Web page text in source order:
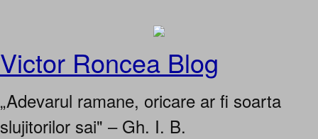
Victor Roncea Blog
„Adevarul ramane, oricare ar fi soarta
slujitorilor sai" – Gh. I. B.